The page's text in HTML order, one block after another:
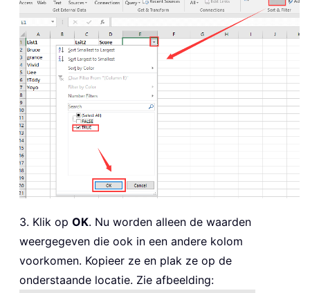
3. Klik op OK. Nu worden alleen de waarden
weergegeven die ook in een andere kolom
voorkomen. Kopieer ze en plak ze op de
onderstaande locatie. Zie afbeelding: